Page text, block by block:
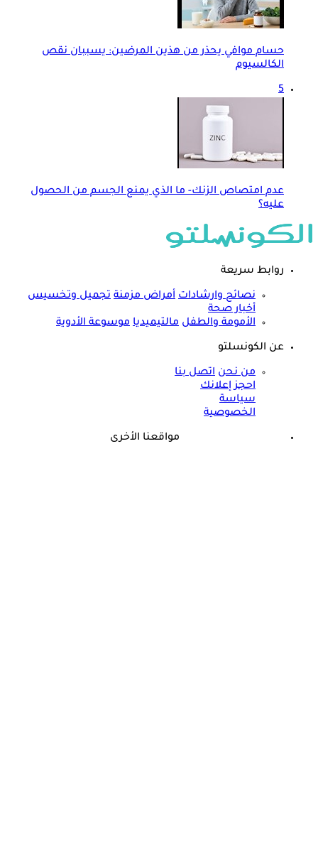
حسام موافي يحذر من هذين المرضين: يسببان نقص
الكالسيوم
5
عدم امتصاص الزنك- ما الذي يمنع الجسم من الحصول
عليه؟
روابط سريعة
نصائح وارشادات أمراض مزمنة تجميل وتخسيس
أخبار صحة
الأمومة والطفل مالتيميديا موسوعة الأدوية
عن الكونسلتو
من نحن اتصل بنا
احجز إعلانك
سياسة
الخصوصية
مواقعنا الأخرى